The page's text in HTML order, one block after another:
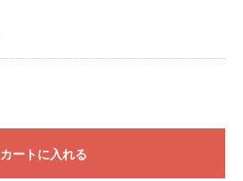
カートに入れる